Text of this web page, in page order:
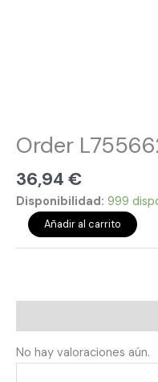
Order
36,94 €
Disponibilidad: 999
Añadir al carrito
No hay valoraciones aún.